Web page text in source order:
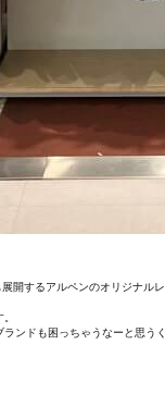
開するアルペンのオリジナ
ンドも困っちゃうなーと思う